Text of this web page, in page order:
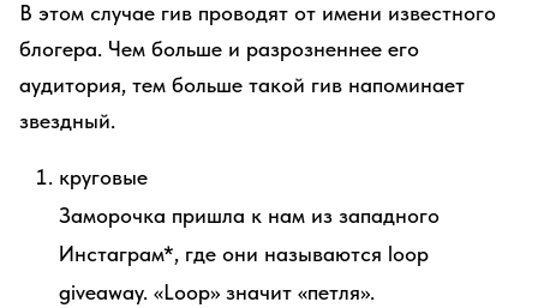
В этом случае гив проводят от имени известного
блогера. Чем больше и разрозненнее его
аудитория, тем больше такой гив напоминает
звездный.
круговые
Заморочка пришла к нам из западного
Инстаграм*, где они называются loop
giveaway. «Loop» значит «петля».